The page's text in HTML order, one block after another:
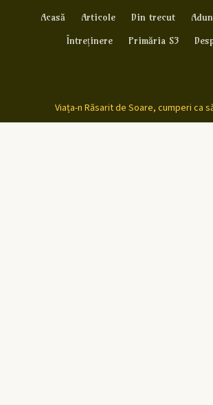
Acasă Articole Din trecut
Întreținere
Primăria S3
Viața-n Răsarit de Soare, cumperi ca